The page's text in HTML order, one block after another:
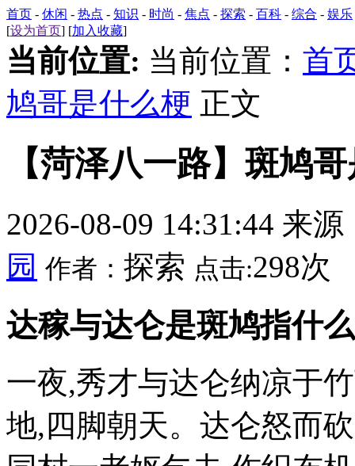
首页 - 休闲 - 热点 - 知识 - 时尚 - 焦点 - 探索 - 百科 - 综合 - 娱乐
[设为首页] [加入收藏]
当前位置: 当前位置： 首
鸠哥是什么梗 正文
【菏泽八一路】斑鸠
2026-08-09 14:31:44 来源
园 作者： 探索 点击:298次
达稼与达仑是斑鸠指什
一夜,秀才与达仑纳凉于
地,四脚朝天。达仑怒而